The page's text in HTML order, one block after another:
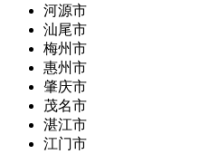
河源市
汕尾市
梅州市
惠州市
肇庆市
茂名市
湛江市
江门市